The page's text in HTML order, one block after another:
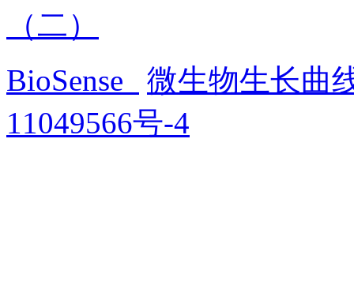
（二）
BioSense
微生物生长曲
11049566号-4